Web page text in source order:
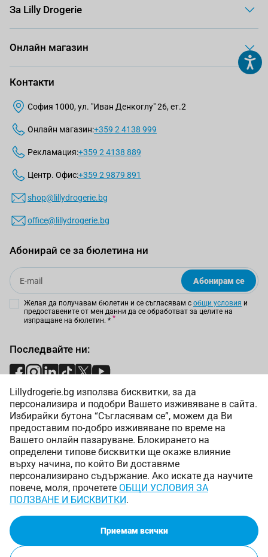
Lillydrogerie.bg използва бисквитки, за да
персонализира и подобри Вашето изживяване в сайта.
Избирайки бутона “Съгласявам се”, можем да Ви
предоставим по-добро изживяване по време на
Вашето онлайн пазаруване. Блокирането на
определени типове бисквитки ще окаже влияние
върху начина, по който Ви доставяме
персонализирано съдържание. Ако искате да научите
повече, моля, прочетете ОБЩИ УСЛОВИЯ ЗА
ПОЛЗВАНЕ И БИСКВИТКИ.
Приемам всички
За Lilly Drogerie
Онлайн магазин
Контакти
София 1000, ул. "Иван Денкоглу" 26, ет.2
Онлайн магазин:+359 2 4138 999
Рекламация:+359 2 4138 889
Центр. Офис:+359 2 9879 891
shop@lillydrogerie.bg
office@lillydrogerie.bg
Абонирай се за бюлетина ни
Email
Абонирам се
Желая да получавам бюлетин и се съгласявам с общи условия и
предоставените от мен данни да се обработват за целите на
изпращане на бюлетин. *
Последвайте ни:
Начини на плащане:
Начини на доставка:
Copyright © 2025 Лили Дрогерие ЕООД. Всички права
запазени.